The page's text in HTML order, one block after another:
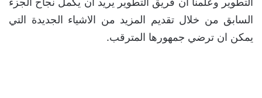
السابق من خلال تقديم المزيد من الاشياء الجديدة التي
يمكن ان ترضي جمهورها المترقب.